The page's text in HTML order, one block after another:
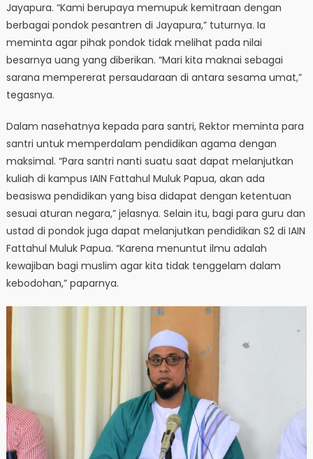
Jayapura. “Kami berupaya memupuk kemitraan dengan
berbagai pondok pesantren di Jayapura,” tuturnya. Ia
meminta agar pihak pondok tidak melihat pada nilai
besarnya uang yang diberikan. “Mari kita maknai sebagai
sarana mempererat persaudaraan di antara sesama umat,”
tegasnya.
Dalam nasehatnya kepada para santri, Rektor meminta para
santri untuk memperdalam pendidikan agama dengan
maksimal. “Para santri nanti suatu saat dapat melanjutkan
kuliah di kampus IAIN Fattahul Muluk Papua, akan ada
beasiswa pendidikan yang bisa didapat dengan ketentuan
sesuai aturan negara,” jelasnya. Selain itu, bagi para guru dan
ustad di pondok juga dapat melanjutkan pendidikan S2 di IAIN
Fattahul Muluk Papua. “Karena menuntut ilmu adalah
kewajiban bagi muslim agar kita tidak tenggelam dalam
kebodohan,” paparnya.